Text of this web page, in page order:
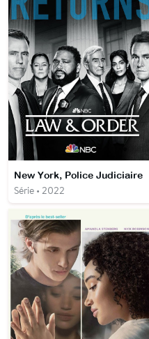
New York, Police Judiciaire
Série • 2022